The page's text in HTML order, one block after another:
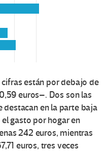
están por debajo de
euros–. Dos son las
en la parte baja
el gasto por hogar en
242 euros, mientras
euros, tres veces